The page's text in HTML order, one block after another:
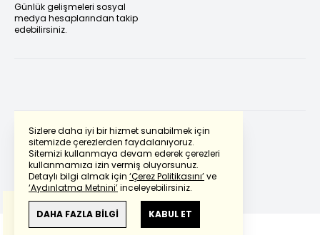
Sizlere daha iyi bir hizmet sunabilmek için
sitemizde çerezlerden faydalanıyoruz.
Sitemizi kullanmaya devam ederek çerezleri
kullanmamıza izin vermiş oluyorsunuz.
Detaylı bilgi almak için ‘Çerez Politikasını’ve
‘Aydınlatma Metnini’inceleyebilirsiniz.
DAHA FAZLA BİLGİ KABUL ET
Günlük gelişmeleri sosyal
medya hesaplarından takip
edebilirsiniz.
Powered by Translate
Bu çevirideGoogle Transletekullanılmıştır.
Anlam ve çeviri hatalarından
haberturk.com
sorumlu değildir.